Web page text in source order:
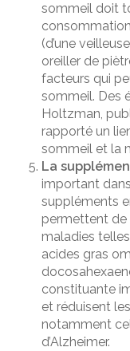
sommeil doit
(d’une
oreiller de
facteurs qui
sommeil. Des
Holtzman,
rapporté un
sommeil et la
La
important
suppléments
permettent de
maladies
acides gras
constituante
et réduisent
notamment
d’Alzheimer.